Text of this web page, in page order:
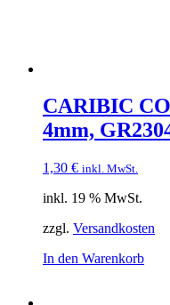
CARIBIC
4mm,
1,30 € inkl. MwSt.
inkl. 19 % MwSt.
zzgl. Versandkosten
In den Warenkorb